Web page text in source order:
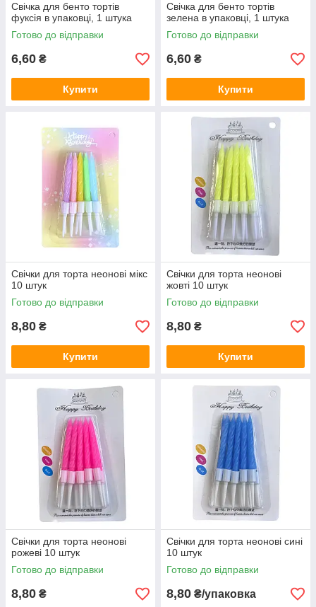
Свічка для бенто тортів
фуксія в упаковці, 1 штука
Готово до відправки
6,60 ₴
Купити
Свічка для бенто тортів
зелена в упаковці, 1 штука
Готово до відправки
6,60 ₴
Купити
Свічки для торта неонові мікс
10 штук
Готово до відправки
8,80 ₴
Купити
Свічки для торта неонові
жовті 10 штук
Готово до відправки
8,80 ₴
Купити
Свічки для торта неонові
рожеві 10 штук
Готово до відправки
8,80 ₴
Свічки для торта неонові сині
10 штук
Готово до відправки
8,80 ₴/упаковка